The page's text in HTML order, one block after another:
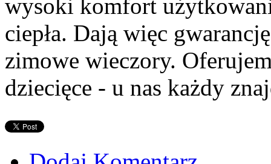
wysoki komfort
ciepła. Dają więc
zimowe wieczory.
dziecięce - u nas każdy